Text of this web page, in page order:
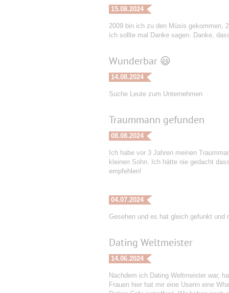
15.08.2024
2009 bin ich zu den Müsis gekommen,
ich sollte mal Danke sagen. Danke,
Wunderbar 😃
14.08.2024
Suche Leute zum Unternehmen
Traummann gefunden
08.08.2024
Ich habe vor 3 Jahren meinen
kleinen Sohn. Ich hätte nie gedacht
empfehlen!
04.07.2024
Gesehen und es hat gleich gefunkt und
Dating Weltmeister
14.06.2024
Nachdem ich Dating Weltmeister war,
Frauen hier hat mir eine Userin eine